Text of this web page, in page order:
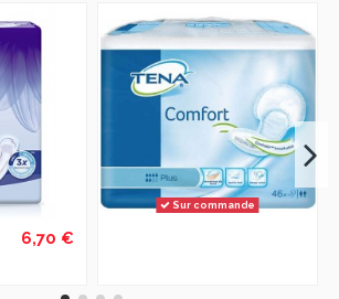
6,70 €
Sur commande